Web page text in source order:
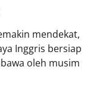
mendekat,
Inggris bersiap
oleh musim